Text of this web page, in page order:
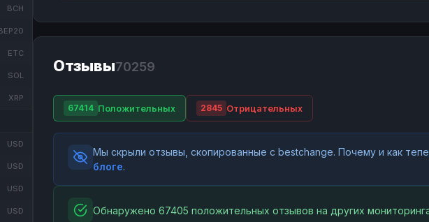
BCH
ETC
SOL
XRP
USD
USD
USD
USD
Отзывы70259
67414 Положительных 2845 Отрицательных
Мы скрыли отзывы, скопированные с bestchange. Почему и как
блоге.
Обнаружено 67405 положительных отзывов на других